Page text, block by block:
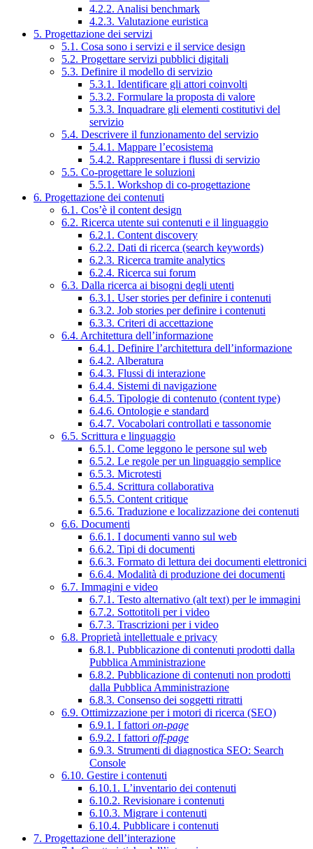
4.2.2. Analisi benchmark
4.2.3. Valutazione euristica
5. Progettazione dei servizi
5.1. Cosa sono i servizi e il service design
5.2. Progettare servizi pubblici digitali
5.3. Definire il modello di servizio
5.3.1. Identificare gli attori coinvolti
5.3.2. Formulare la proposta di valore
5.3.3. Inquadrare gli elementi costitutivi del
servizio
5.4. Descrivere il funzionamento del servizio
5.4.1. Mappare l’ecosistema
5.4.2. Rappresentare i flussi di servizio
5.5. Co-progettare le soluzioni
5.5.1. Workshop di co-progettazione
6. Progettazione dei contenuti
6.1. Cos’è il content design
6.2. Ricerca utente sui contenuti e il linguaggio
6.2.1. Content discovery
6.2.2. Dati di ricerca (search keywords)
6.2.3. Ricerca tramite analytics
6.2.4. Ricerca sui forum
6.3. Dalla ricerca ai bisogni degli utenti
6.3.1. User stories per definire i contenuti
6.3.2. Job stories per definire i contenuti
6.3.3. Criteri di accettazione
6.4. Architettura dell’informazione
6.4.1. Definire l’architettura dell’informazione
6.4.2. Alberatura
6.4.3. Flussi di interazione
6.4.4. Sistemi di navigazione
6.4.5. Tipologie di contenuto (content type)
6.4.6. Ontologie e standard
6.4.7. Vocabolari controllati e tassonomie
6.5. Scrittura e linguaggio
6.5.1. Come leggono le persone sul web
6.5.2. Le regole per un linguaggio semplice
6.5.3. Microtesti
6.5.4. Scrittura collaborativa
6.5.5. Content critique
6.5.6. Traduzione e localizzazione dei contenuti
6.6. Documenti
6.6.1. I documenti vanno sul web
6.6.2. Tipi di documenti
6.6.3. Formato di lettura dei documenti elettronici
6.6.4. Modalità di produzione dei documenti
6.7. Immagini e video
6.7.1. Testo alternativo (alt text) per le immagini
6.7.2. Sottotitoli per i video
6.7.3. Trascrizioni per i video
6.8. Proprietà intellettuale e privacy
6.8.1. Pubblicazione di contenuti prodotti dalla
Pubblica Amministrazione
6.8.2. Pubblicazione di contenuti non prodotti
dalla Pubblica Amministrazione
6.8.3. Consenso dei soggetti ritratti
6.9. Ottimizzazione per i motori di ricerca (SEO)
6.9.1. I fattori on-page
6.9.2. I fattori off-page
6.9.3. Strumenti di diagnostica SEO: Search
Console
6.10. Gestire i contenuti
6.10.1. L’inventario dei contenuti
6.10.2. Revisionare i contenuti
6.10.3. Migrare i contenuti
6.10.4. Pubblicare i contenuti
7. Progettazione dell’interazione